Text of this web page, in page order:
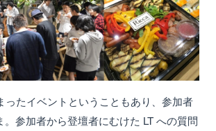
ったイベントということもあり、参加者
参加者から登壇者にむけた LT への質問